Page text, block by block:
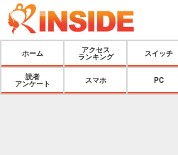
ホーム
アクセス
ランキング
スイッチ
読者
アンケート
スマホ PC